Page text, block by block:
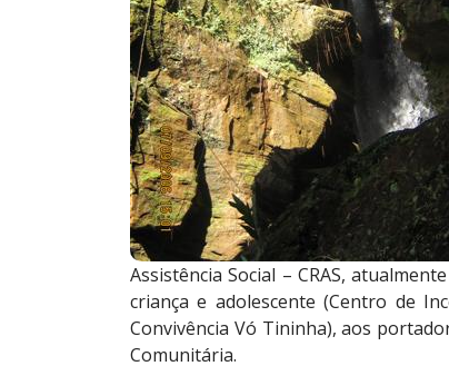
Assistência Social – CRAS,
criança e adolescente (Centro de
Convivência Vó Tininha), aos
Comunitária.